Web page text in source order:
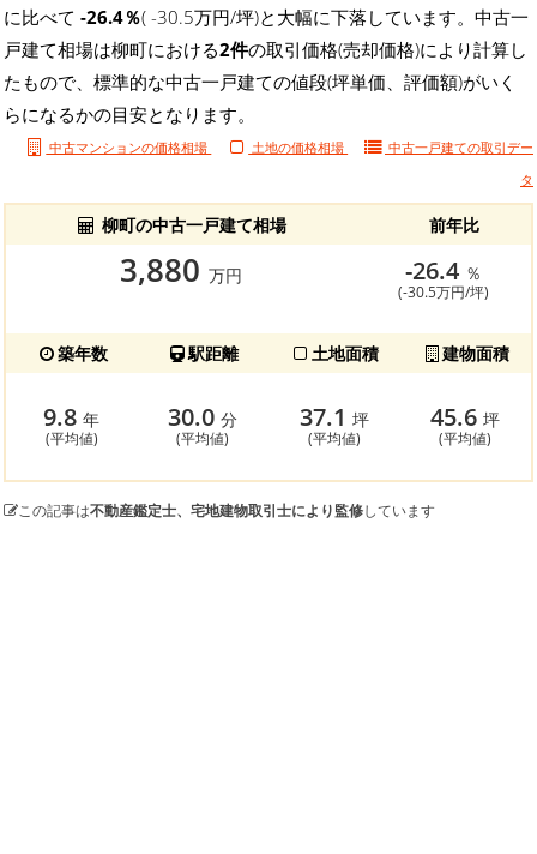
に比べて -26.4％( -30.5万円/坪)と大幅に下落しています。中古一
戸建て相場は柳町における2件の取引価格(売却価格)により計算し
たもので、標準的な中古一戸建ての値段(坪単価、評価額)がいく
らになるかの目安となります。
中古マンションの価格相場 土地の価格相場 中古一戸建ての取引デー
タ
柳町の中古一戸建て相場 前年比
3,880 万円 -26.4 ％
(-30.5万円/坪)
築年数 駅距離 土地面積 建物面積
9.8年
(平均値)
30.0分
(平均値)
37.1 坪
(平均値)
45.6坪
(平均値)
この記事は不動産鑑定士、宅地建物取引士により監修しています